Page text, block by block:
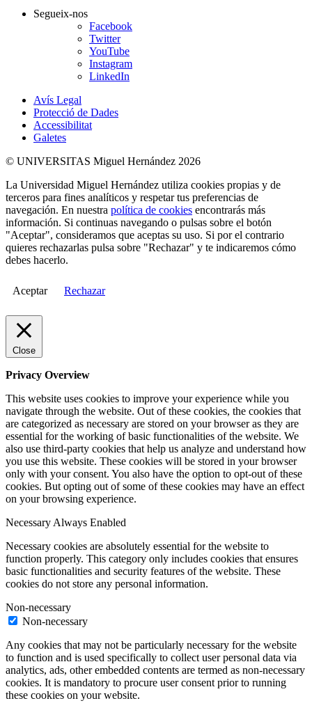
Segueix-nos
Facebook
Twitter
YouTube
Instagram
LinkedIn
Avís Legal
Protecció de Dades
Accessibilitat
Galetes
© UNIVERSITAS Miguel Hernández 2026
La Universidad Miguel Hernández utiliza cookies propias y de
terceros para fines analíticos y respetar tus preferencias de
navegación. En nuestra política de cookies encontrarás más
información. Si continuas navegando o pulsas sobre el botón
"Aceptar", consideramos que aceptas su uso. Si por el contrario
quieres rechazarlas pulsa sobre "Rechazar" y te indicaremos cómo
debes hacerlo.
Aceptar Rechazar
Close
Privacy Overview
This website uses cookies to improve your experience while you
navigate through the website. Out of these cookies, the cookies that
are categorized as necessary are stored on your browser as they are
essential for the working of basic functionalities of the website. We
also use third-party cookies that help us analyze and understand how
you use this website. These cookies will be stored in your browser
only with your consent. You also have the option to opt-out of these
cookies. But opting out of some of these cookies may have an effect
on your browsing experience.
NecessaryAlways Enabled
Necessary cookies are absolutely essential for the website to
function properly. This category only includes cookies that ensures
basic functionalities and security features of the website. These
cookies do not store any personal information.
Non-necessary
Non-necessary
Any cookies that may not be particularly necessary for the website
to function and is used specifically to collect user personal data via
analytics, ads, other embedded contents are termed as non-necessary
cookies. It is mandatory to procure user consent prior to running
these cookies on your website.